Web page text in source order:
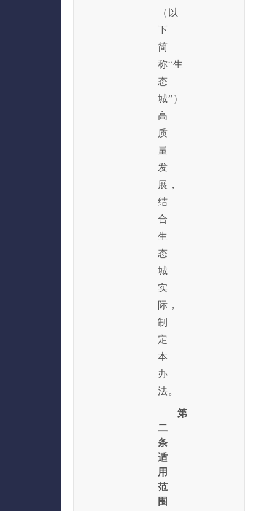
（以
下
简
称“生
态
城”）
高
质
量
发
展，
结
合
生
态
城
实
际，
制
定
本
办
法。
第
二
条
适
用
范
围